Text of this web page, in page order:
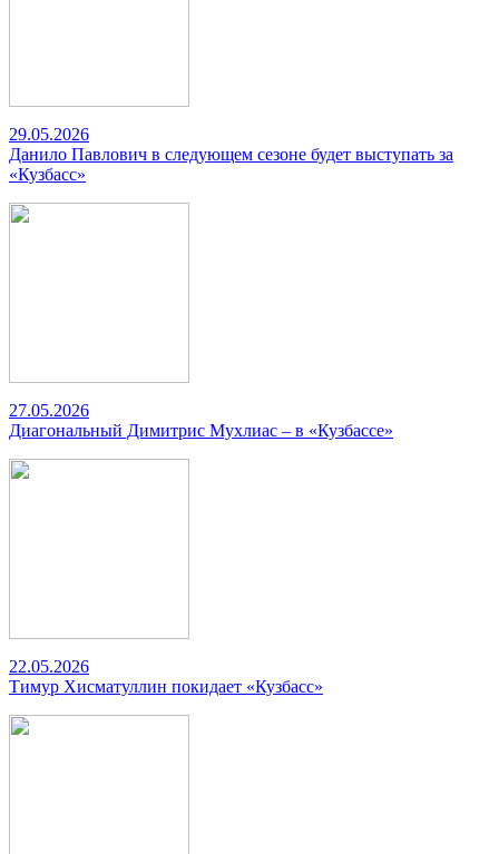
29.05.2026
Данило Павлович в следующем сезоне будет выступать за
«Кузбасс»
27.05.2026
Диагональный Димитрис Мухлиас – в «Кузбассе»
22.05.2026
Тимур Хисматуллин покидает «Кузбасс»